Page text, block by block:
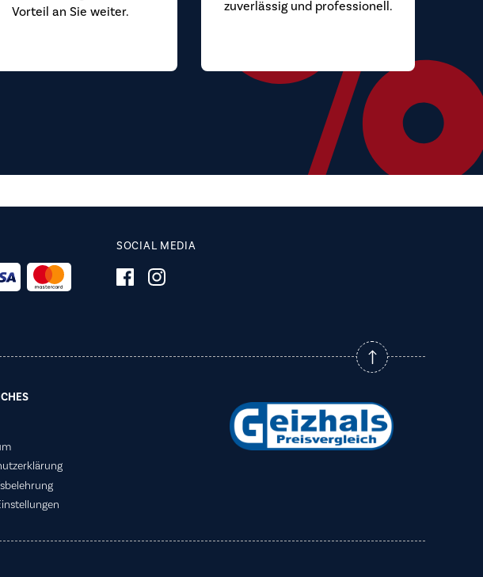
Vorteil an Sie weiter.
zuverlässig und professionell.
SOCIAL MEDIA